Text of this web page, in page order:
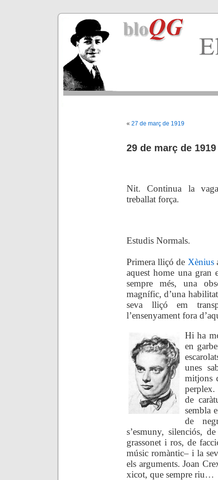
« 27 de març de 1919
29 de març de 1919
Nit. Continua la
treballat força.
Estudis Normals.
Primera lliçó de Xènius
aquest home una gran
sempre més, una
magnífic, d’una
seva lliçó em
l’ensenyament fora
Hi ha
en
unes
mitjons
de
sembla
de
s’esmuny, silenciós,
grassonet i ros, de
músic romàntic– i la
els arguments. Joan
xicot, que sempre riu…